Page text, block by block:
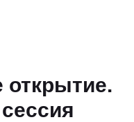
открытие.